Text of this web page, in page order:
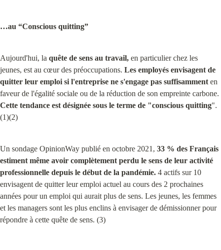
…au “Conscious quitting”
Aujourd'hui, la quête de sens au travail, en particulier chez les
jeunes, est au cœur des préoccupations. Les employés envisagent de
quitter leur emploi si l'entreprise ne s'engage pas suffisamment en
Cette tendance est désignée sous le terme de "conscious quitting".
(1)(2)
Un sondage OpinionWay publié en octobre 2021, 33 % des Français
estiment même avoir complètement perdu le sens de leur activité
professionnelle depuis le début de la pandémie. 4 actifs sur 10
envisagent de quitter leur emploi actuel au cours des 2 prochaines
années pour un emploi qui aurait plus de sens. Les jeunes, les femmes
et les managers sont les plus enclins à envisager de démissionner pour
répondre à cette quête de sens. (3)